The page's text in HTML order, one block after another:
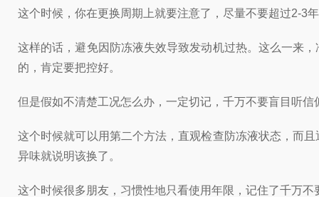
这个时候，你在更换周期上就要注意了，尽量不要超过2-3
这样的话，避免因防冻液失效导致发动机过热。这么一来
的，肯定要把控好。
但是假如不清楚工况怎么办，一定切记，千万不要盲目听
这个时候就可以用第二个方法，直观检查防冻液状态，而
异味就说明该换了。
这个时候很多朋友，习惯性地只看使用年限，记住了千万